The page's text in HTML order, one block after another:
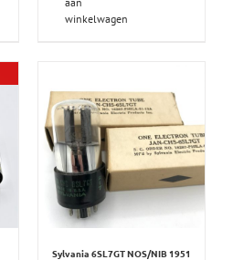
winkelwagen
Sylvania 6SL7GT NOS/NIB 1951